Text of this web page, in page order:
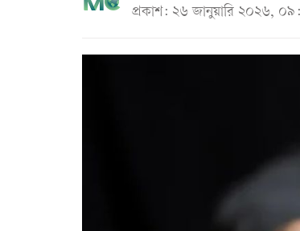
প্রকাশ: ২৬ জানুয়ারি ২০২৬,